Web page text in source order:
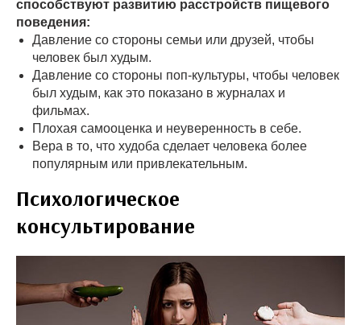
способствуют развитию расстройств пищевого
поведения:
Давление со стороны семьи или друзей, чтобы
человек был худым.
Давление со стороны поп-культуры, чтобы человек
был худым, как это показано в журналах и
фильмах.
Плохая самооценка и неуверенность в себе.
Вера в то, что худоба сделает человека более
популярным или привлекательным.
Психологическое
консультирование